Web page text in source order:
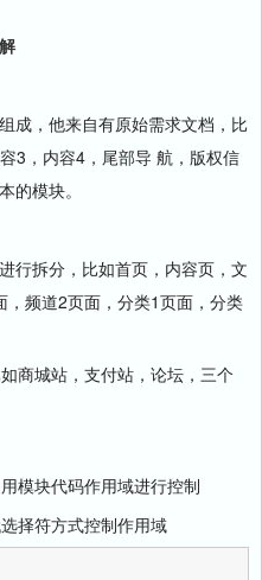
，他来自有原始需求文档，比
3，内容4，尾部导 航，版权信
的模块。
拆分，比如首页，内容页，文
频道2页面，分类1页面，分类
城站，支付站，论坛，三个
块代码作用域进行控制
择符方式控制作用域